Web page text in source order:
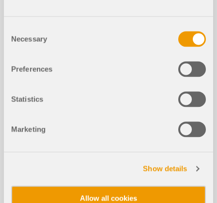
Selection
Necessary
Preferences
Statistics
Marketing
Show details
Allow all cookies
Přečíst si více
Řada komponent "HUSTF (Simpson
Strongtie)"
V addonu Komponenty máte k dispozici mimo jiné